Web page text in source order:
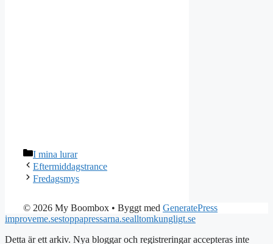
Kategorier
I mina lurar
Eftermiddagstrance
Fredagsmys
© 2026 My Boombox • Byggt med GeneratePress
improveme.sestoppapressarna.sealltomkungligt.se
Detta är ett arkiv. Nya bloggar och registreringar accepteras inte